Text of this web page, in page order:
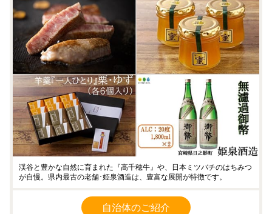
渓谷と豊かな自然に育まれた『高千穂牛』や、日本ミツバチのはちみつ
が自慢。県内最古の老舗･姫泉酒造は、豊富な展開が特徴です。
自治体のご紹介